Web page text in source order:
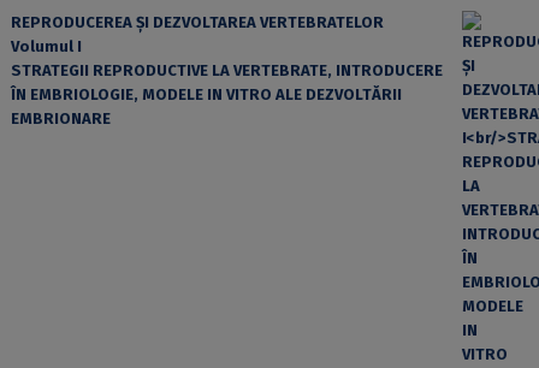
REPRODUCEREA ȘI DEZVOLTAREA VERTEBRATELOR
Volumul I
STRATEGII REPRODUCTIVE LA VERTEBRATE, INTRODUCERE
ÎN EMBRIOLOGIE, MODELE IN VITRO ALE DEZVOLTĂRII
EMBRIONARE